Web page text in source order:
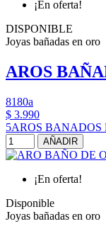
¡En oferta!
DISPONIBLE
Joyas bañadas en oro
AROS
8180a
$ 3.990
5AROS
AÑADIR
¡En oferta!
Disponible
Joyas bañadas en oro